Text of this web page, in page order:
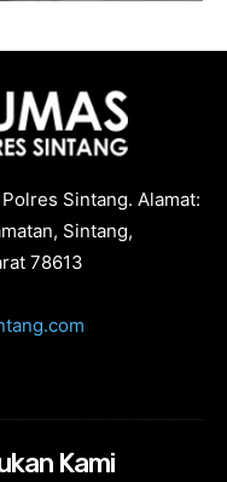
Sintang. Alamat:
Sintang,
78613
Kami